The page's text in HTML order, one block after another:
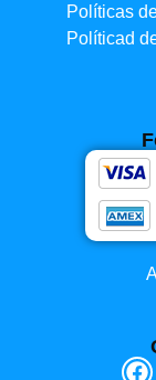
Políticas
Políticad